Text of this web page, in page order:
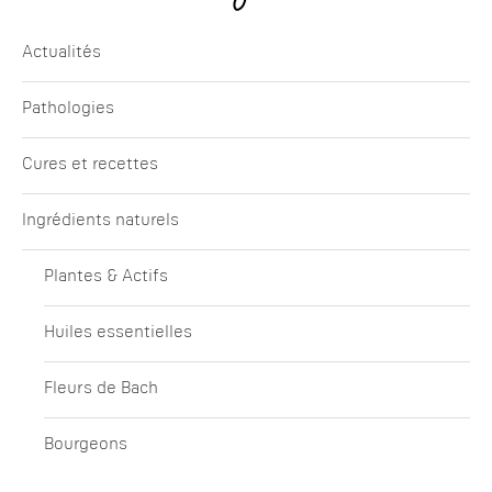
Actualités
Pathologies
Cures et recettes
Ingrédients naturels
Plantes & Actifs
Huiles essentielles
Fleurs de Bach
Bourgeons